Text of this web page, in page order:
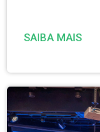
SAIBA MAIS